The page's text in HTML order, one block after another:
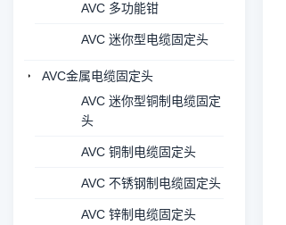
AVC 多功能钳
AVC 迷你型电缆固定头
AVC金属电缆固定头
AVC 迷你型铜制电缆固定
头
AVC 铜制电缆固定头
AVC 不锈钢制电缆固定头
AVC 锌制电缆固定头